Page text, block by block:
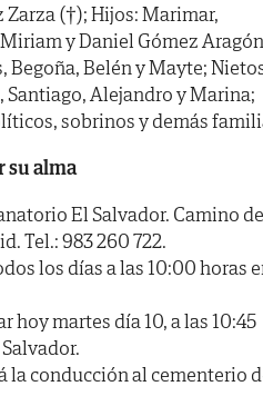
Zarza (†); Hijos: Marimar,
y Daniel Gómez
Begoña, Belén y Mayte;
Santiago, Alejandro y Marina;
sobrinos y demás
su alma
El Salvador. Camino
Tel.: 983 260 722.
los días a las 10:00 horas
hoy martes día 10, a las 10:45
la conducción al cementerio